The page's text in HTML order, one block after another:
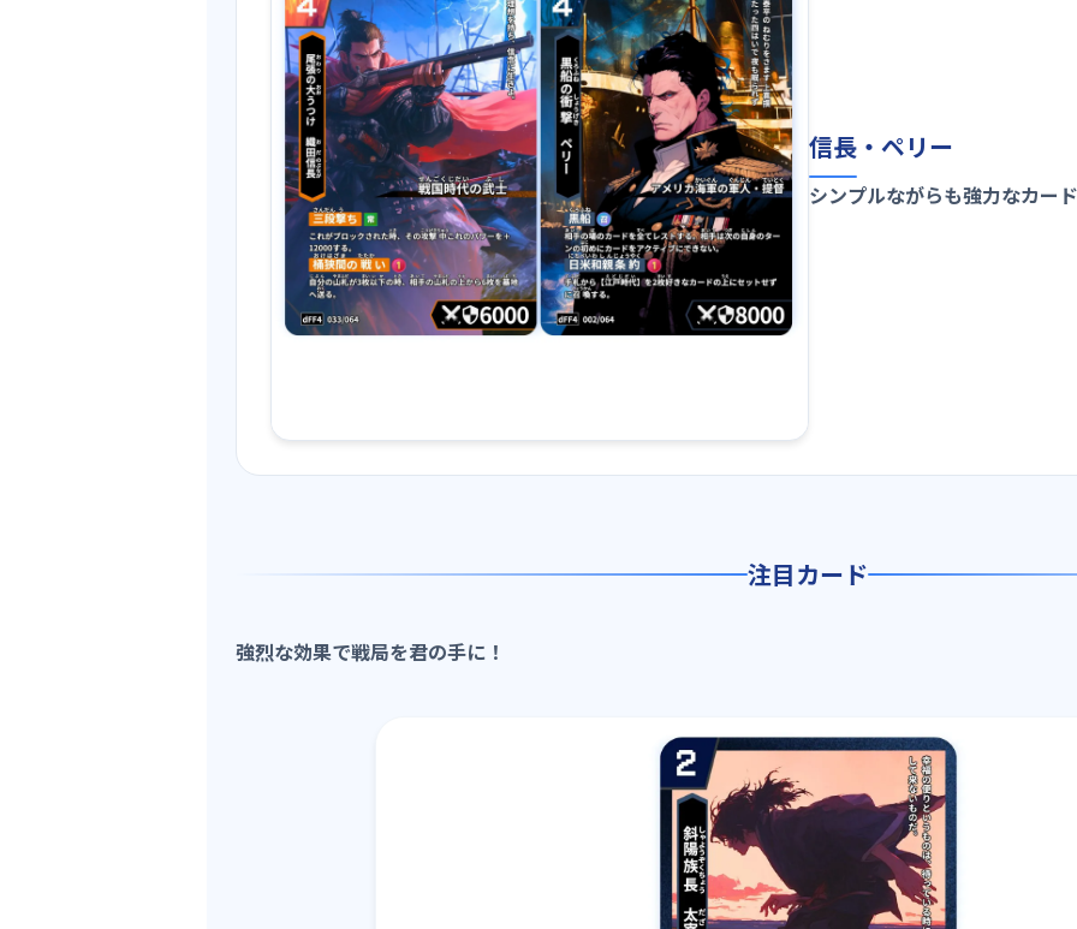
信長・ペリー
シンプルながらも強力なカー
注目カード
強烈な効果で戦局を君の手に！